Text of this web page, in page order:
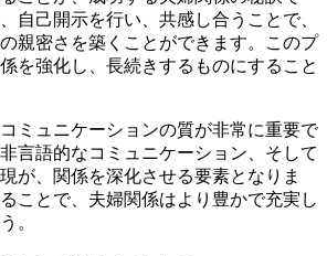
自己開示を行い、共感し合うことで、
親密さを築くことができます。このプ
を強化し、長続きするものにすること
ミュニケーションの質が非常に重要で
言語的なコミュニケーション、そして
が、関係を深化させる要素となりま
ことで、夫婦関係はより豊かで充実し
。